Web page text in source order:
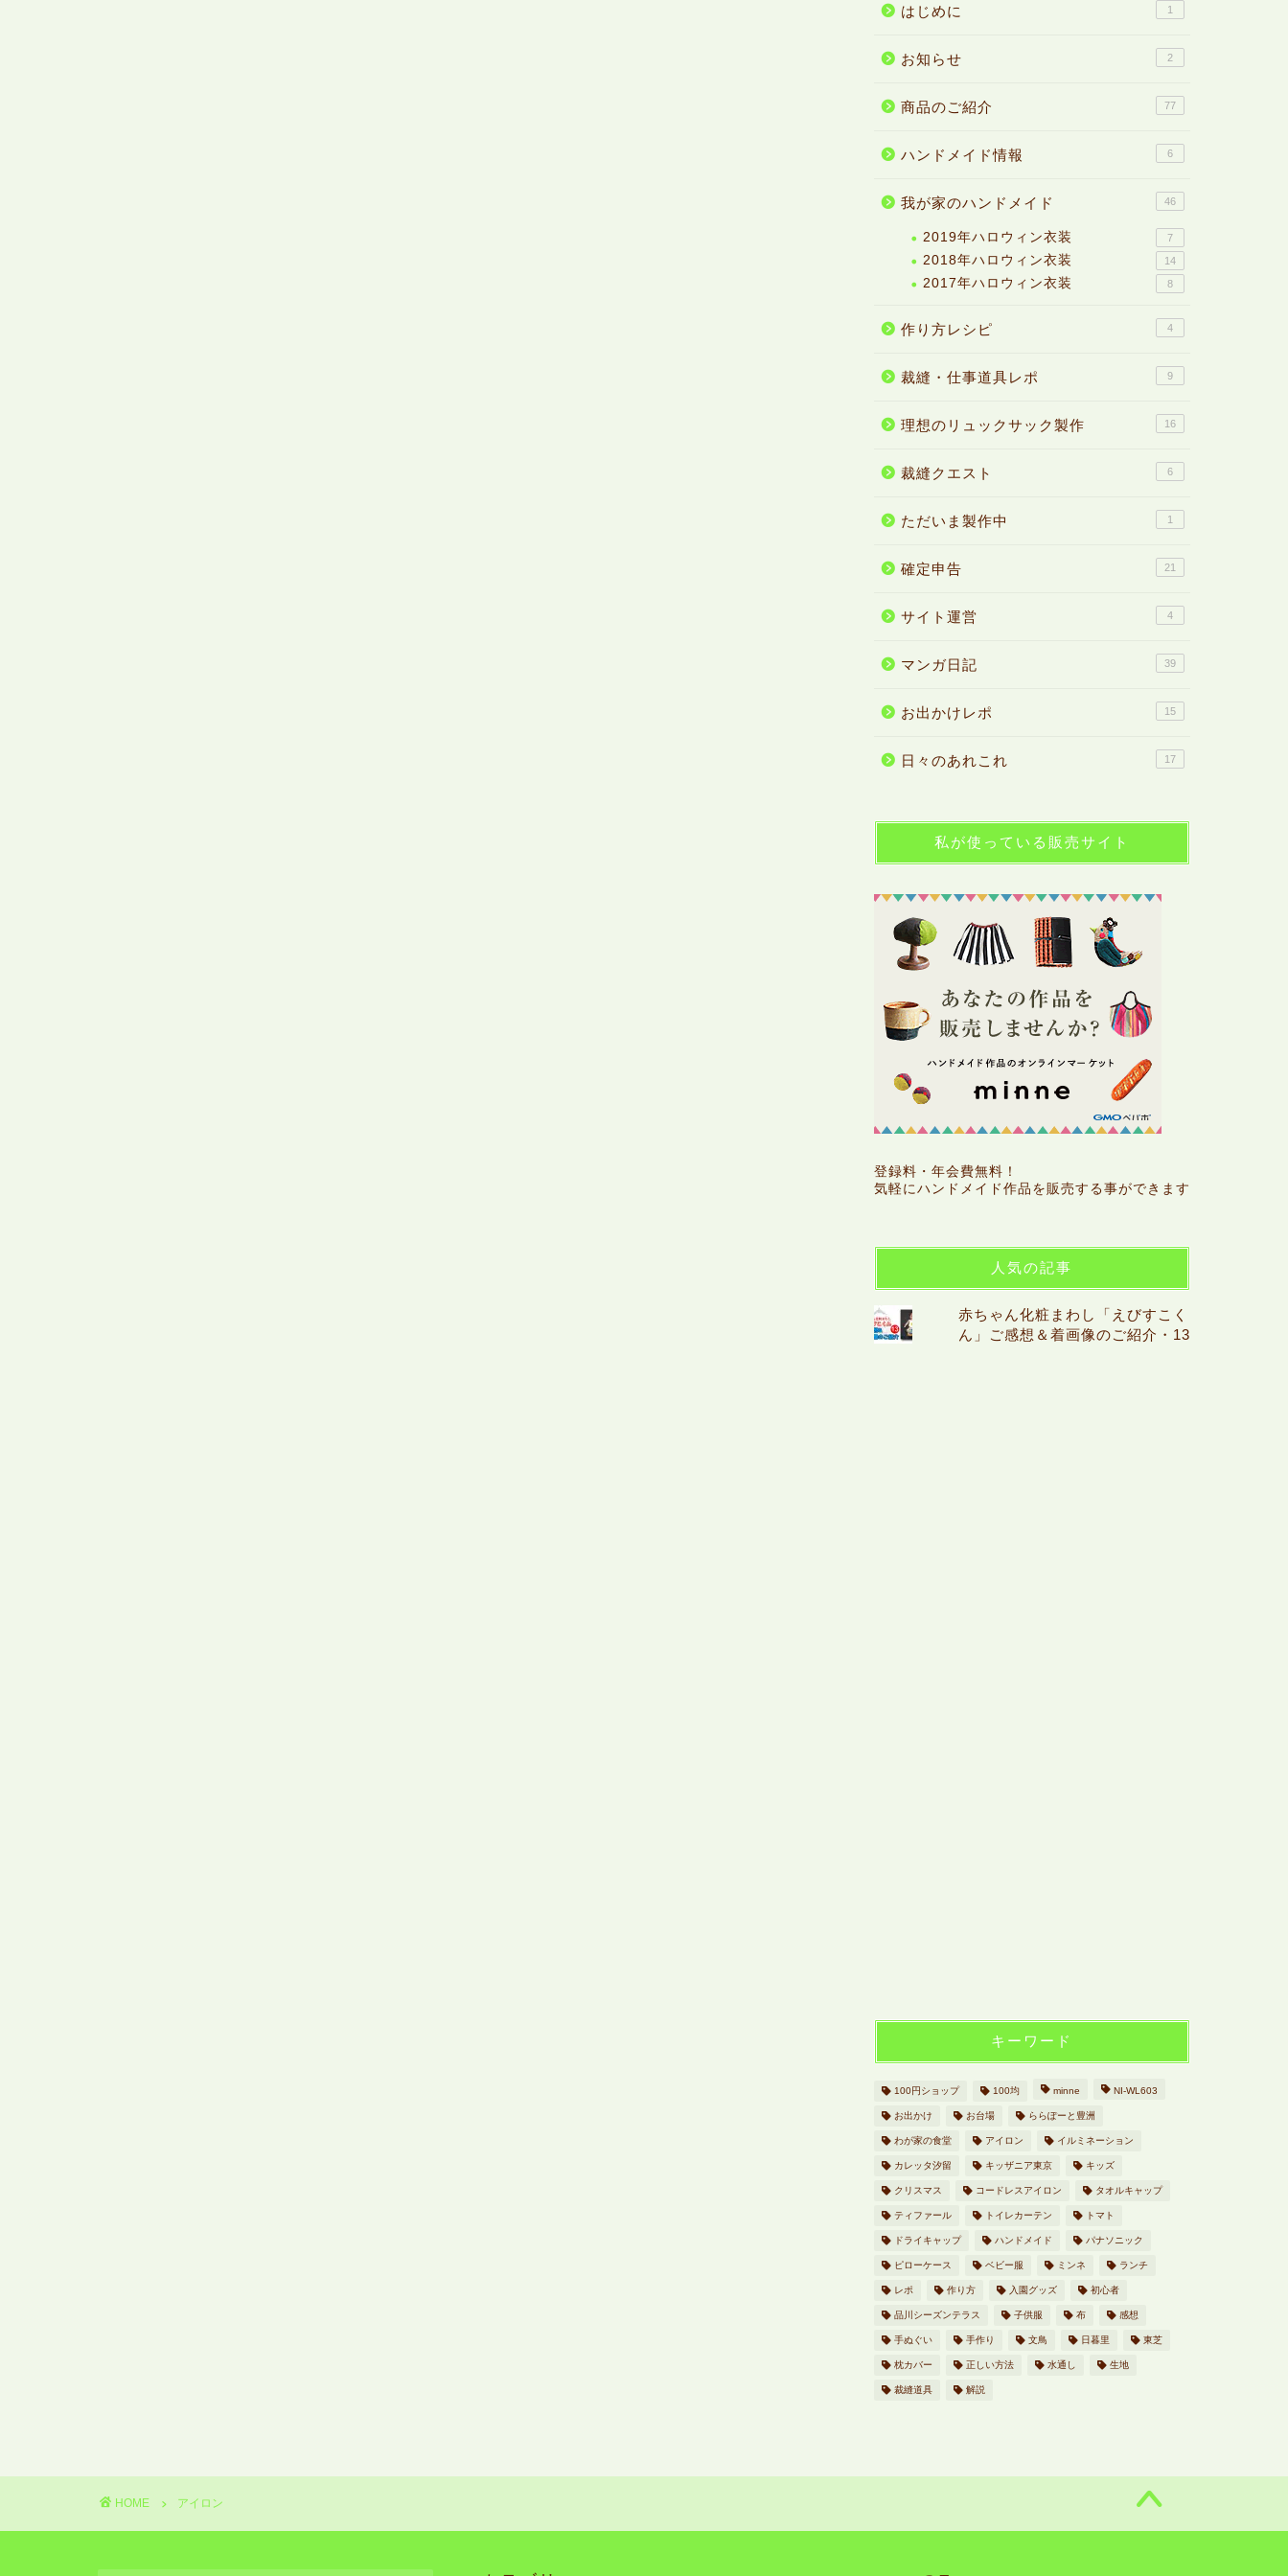
はじめに 1
お知らせ 2
商品のご紹介 77
ハンドメイド情報 6
我が家のハンドメイド 46
2019年ハロウィン衣装 7
2018年ハロウィン衣装 14
2017年ハロウィン衣装 8
作り方レシピ 4
裁縫・仕事道具レポ 9
理想のリュックサック製作 16
裁縫クエスト 6
ただいま製作中 1
確定申告 21
サイト運営 4
マンガ日記 39
お出かけレポ 15
日々のあれこれ 17
私が使っている販売サイト
登録料・年会費無料！
気軽にハンドメイド作品を販売する事ができます
人気の記事
赤ちゃん化粧まわし「えびすこく
ん」ご感想＆着画像のご紹介・13
キーワード
100円ショップ 100均 minne NI-WL603
お出かけ お台場 ららぽーと豊洲
わが家の食堂 アイロン イルミネーション
カレッタ汐留 キッザニア東京 キッズ
クリスマス コードレスアイロン タオルキャップ
ティファール トイレカーテン トマト
ドライキャップ ハンドメイド パナソニック
ピローケース ベビー服 ミンネ ランチ
レポ 作り方 入園グッズ 初心者
品川シーズンテラス 子供服 布 感想
手ぬぐい 手作り 文鳥 日暮里 東芝
枕カバー 正しい方法 水通し 生地
裁縫道具 解説
HOME アイロン